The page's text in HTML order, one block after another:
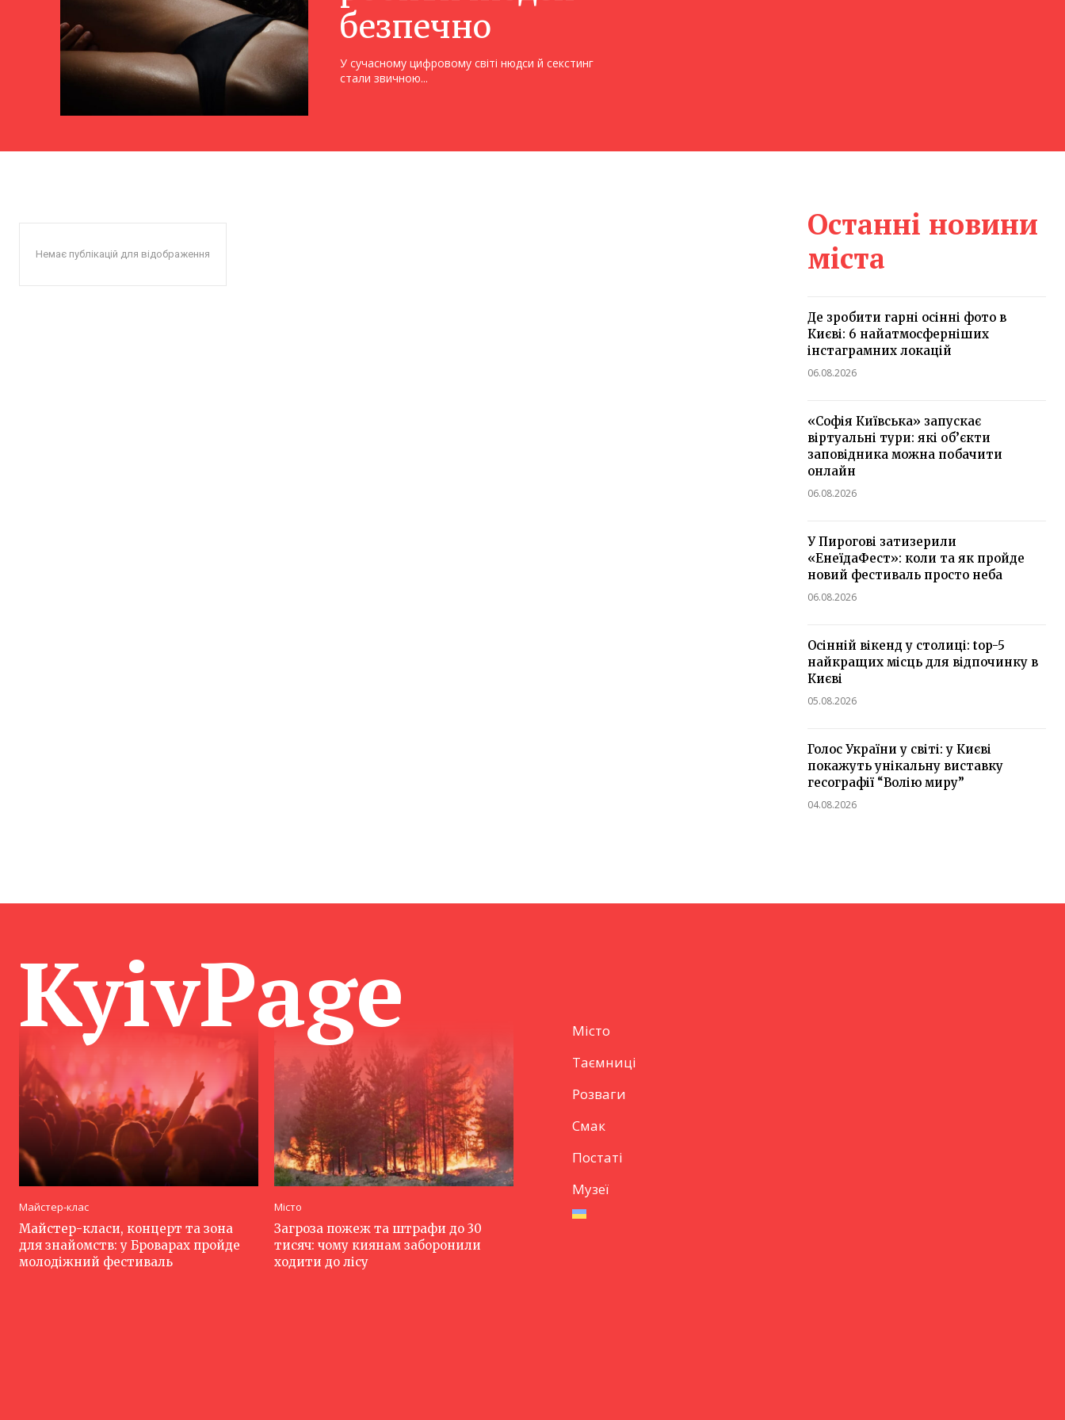
безпечно
У сучасному цифровому світі нюдси й секстинг
стали звичною...
Немає публікацій для відображення
Останні новини
міста
Де зробити гарні осінні фото в
Києві: 6 найатмосферніших
інстаграмних локацій
06.08.2026
«Софія Київська» запускає
віртуальні тури: які об’єкти
заповідника можна побачити
онлайн
06.08.2026
У Пирогові затизерили
«ЕнеїдаФест»: коли та як пройде
новий фестиваль просто неба
06.08.2026
Осінній вікенд у столиці: top-5
найкращих місць для відпочинку в
Києві
05.08.2026
Голос України у світі: у Києві
покажуть унікальну виставку
гесографії “Волію миру”
04.08.2026
KyivPage
Майстер-клас
Майстер-класи, концерт та зона
для знайомств: у Броварах пройде
молодіжний фестиваль
Місто
Загроза пожеж та штрафи до 30
тисяч: чому киянам заборонили
ходити до лісу
Місто
Таємниці
Розваги
Смак
Постаті
Музеї